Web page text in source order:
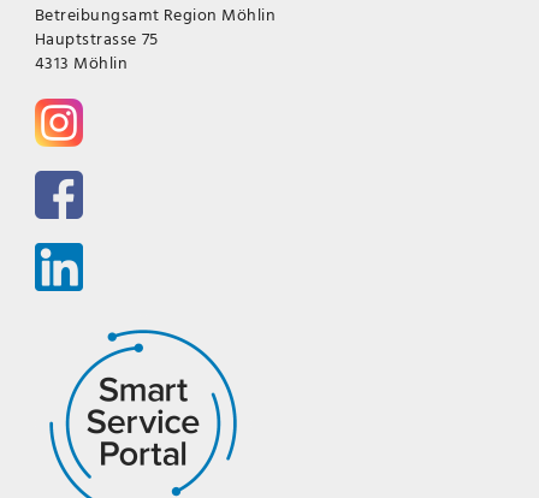
Betreibungsamt Region Möhlin
Hauptstrasse 75
4313 Möhlin